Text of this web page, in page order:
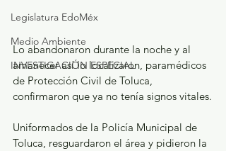
Legislatura EdoMéx
Medio Ambiente
INVESTIGACIÓN ESPECIAL
Lo abandonaron durante la noche y al
amanecer así lo localizaron, paramédicos
de Protección Civil de Toluca,
confirmaron que ya no tenía signos vitales.
Uniformados de la Policía Municipal de
Toluca, resguardaron el área y pidieron la